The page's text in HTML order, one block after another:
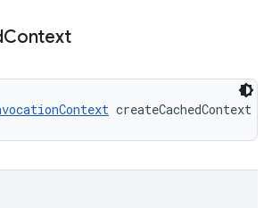
Context
createCachedContext